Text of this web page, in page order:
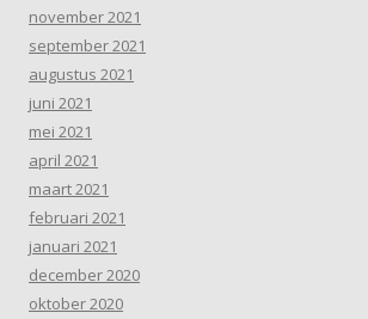
november 2021
september 2021
augustus 2021
juni 2021
mei 2021
april 2021
maart 2021
februari 2021
januari 2021
december 2020
oktober 2020